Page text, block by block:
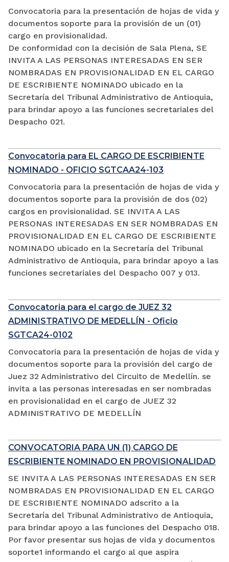
Convocatoria para la presentación de hojas de vida y
documentos soporte para la provisión de un (01)
cargo en provisionalidad.
De conformidad con la decisión de Sala Plena, SE
INVITA A LAS PERSONAS INTERESADAS EN SER
NOMBRADAS EN PROVISIONALIDAD EN EL CARGO
DE ESCRIBIENTE NOMINADO ubicado en la
Secretaría del Tribunal Administrativo de Antioquia,
para brindar apoyo a las funciones secretariales del
Despacho 021.
Convocatoria para EL CARGO DE ESCRIBIENTE
NOMINADO - OFICIO SGTCAA24-103
Convocatoria para la presentación de hojas de vida y
documentos soporte para la provisión de dos (02)
cargos en provisionalidad. SE INVITA A LAS
PERSONAS INTERESADAS EN SER NOMBRADAS EN
PROVISIONALIDAD EN EL CARGO DE ESCRIBIENTE
NOMINADO ubicado en la Secretaría del Tribunal
Administrativo de Antioquia, para brindar apoyo a las
funciones secretariales del Despacho 007 y 013.
Convocatoria para el cargo de JUEZ 32
ADMINISTRATIVO DE MEDELLÍN - Oficio
SGTCA24-0102
Convocatoria para la presentación de hojas de vida y
documentos soporte para la provisión del cargo de
Juez 32 Administrativo del Circuito de Medellín. se
invita a las personas interesadas en ser nombradas
en provisionalidad en el cargo de JUEZ 32
ADMINISTRATIVO DE MEDELLÍN
CONVOCATORIA PARA UN (1) CARGO DE
ESCRIBIENTE NOMINADO EN PROVISIONALIDAD
SE INVITA A LAS PERSONAS INTERESADAS EN SER
NOMBRADAS EN PROVISIONALIDAD EN EL CARGO
DE ESCRIBIENTE NOMINADO adscrito a la
Secretaría del Tribunal Administrativo de Antioquia,
para brindar apoyo a las funciones del Despacho 018.
Por favor presentar sus hojas de vida y documentos
soporte1 informando el cargo al que aspira